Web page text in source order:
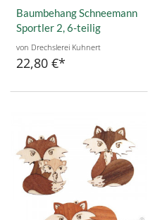
Baumbehang Schneemann
Sportler 2, 6-teilig
von Drechslerei Kuhnert
22,80 €